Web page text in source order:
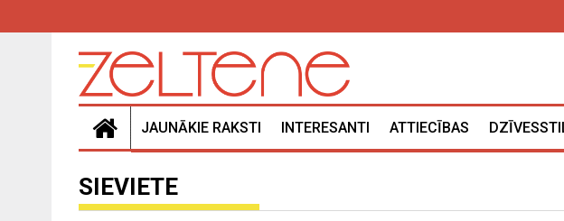
JAUNĀKIE RAKSTI INTERESANTI ATTIECĪBAS
SIEVIETE